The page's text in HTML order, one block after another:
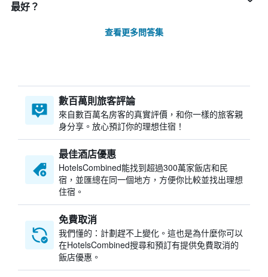
最好？
查看更多問答集
數百萬則旅客評論
來自數百萬名房客的真實評價，和你一樣的旅客親
身分享。放心預訂你的理想住宿！
最佳酒店優惠
HotelsCombined​能找到超過300萬家飯店和民
宿，並匯總在同一個地方，方便你比較並找出理想
住宿。
免費取消
我們懂的：計劃趕不上變化。這也是為什麼你可以
在HotelsCombined搜尋和預訂有提供免費取消的
飯店優惠。